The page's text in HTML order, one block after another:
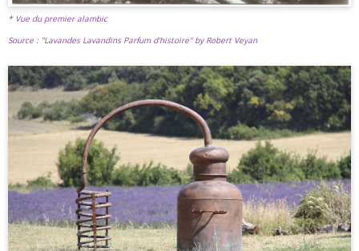
* Vue du premier alambic
Source : "Lavandes Lavandins Parfum d'histoire" by Robert Veyan